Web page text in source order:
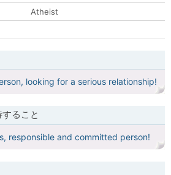
Atheist
looking for a serious relationship!
ること
responsible and committed person!